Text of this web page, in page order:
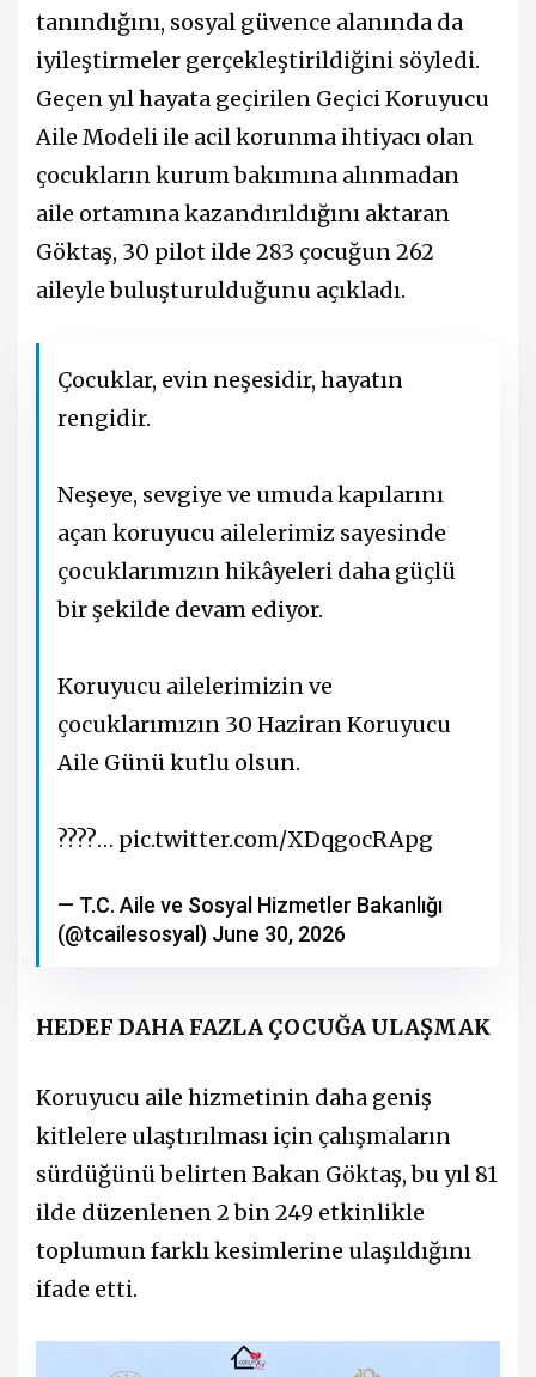
tanındığını, sosyal güvence alanında da
iyileştirmeler gerçekleştirildiğini söyledi.
Geçen yıl hayata geçirilen Geçici Koruyucu
Aile Modeli ile acil korunma ihtiyacı olan
çocukların kurum bakımına alınmadan
aile ortamına kazandırıldığını aktaran
Göktaş, 30 pilot ilde 283 çocuğun 262
aileyle buluşturulduğunu açıkladı.
Çocuklar, evin neşesidir, hayatın
rengidir.
Neşeye, sevgiye ve umuda kapılarını
açan koruyucu ailelerimiz sayesinde
çocuklarımızın hikâyeleri daha güçlü
bir şekilde devam ediyor.
Koruyucu ailelerimizin ve
çocuklarımızın 30 Haziran Koruyucu
Aile Günü kutlu olsun.
????… pic.twitter.com/XDqgocRApg
— T.C. Aile ve Sosyal Hizmetler Bakanlığı
(@tcailesosyal) June 30, 2026
HEDEF DAHA FAZLA ÇOCUĞA ULAŞMAK
Koruyucu aile hizmetinin daha geniş
kitlelere ulaştırılması için çalışmaların
sürdüğünü belirten Bakan Göktaş, bu yıl 81
ilde düzenlenen 2 bin 249 etkinlikle
toplumun farklı kesimlerine ulaşıldığını
ifade etti.